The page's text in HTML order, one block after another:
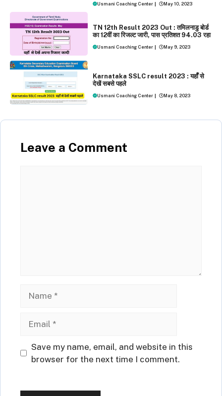
Usmani Coaching Center | May 10, 2023
TN 12th Result 2023 Out : तमिलनाडु बोर्ड
का 12वीं का रिजल्‍ट जारी, पास प्रतिशत 94.03 रहा
Usmani Coaching Center | May 9, 2023
Karnataka SSLC result 2023 : यहाँँ से
देखें सबसे पहले
Usmani Coaching Center | May 8, 2023
Leave a Comment
Website
Save my name, email, and website in this
browser for the next time I comment.